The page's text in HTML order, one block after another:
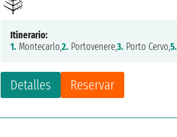
Detalles Reservar
Itinerario:
1. Montecarlo,2. Portovenere,3. Porto Cervo,5.